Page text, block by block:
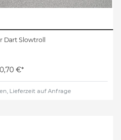
Dart Slowtroll
€*
Lieferzeit auf Anfrage